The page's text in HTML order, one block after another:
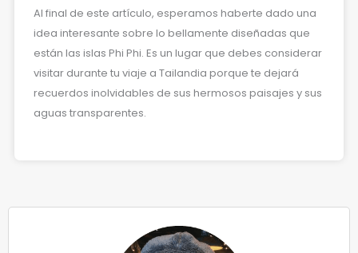
Al final de este artículo, esperamos haberte dado una
idea interesante sobre lo bellamente diseñadas que
están las islas Phi Phi. Es un lugar que debes considerar
visitar durante tu viaje a Tailandia porque te dejará
recuerdos inolvidables de sus hermosos paisajes y sus
aguas transparentes.